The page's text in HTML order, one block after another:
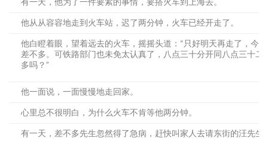
他从从容容地走到火车站，迟了两分钟，火车已经开走了。
他白瞪着眼，望着远去的火车，摇摇头道：“只好明天再走了，今
差不多。可铁路部门也未免太认真了，八点三十分开同八点三十二
多吗？”
他一面说，一面慢慢地走回家。
心里总不很明白，为什么火车不肯等他两分钟。
有一天，差不多先生忽然得了急病，赶快叫家人去请东街的汪先生